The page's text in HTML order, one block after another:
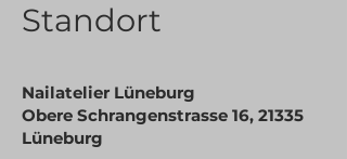
Standort
Nailatelier Lüneburg
Obere Schrangenstrasse 16, 21335
Lüneburg